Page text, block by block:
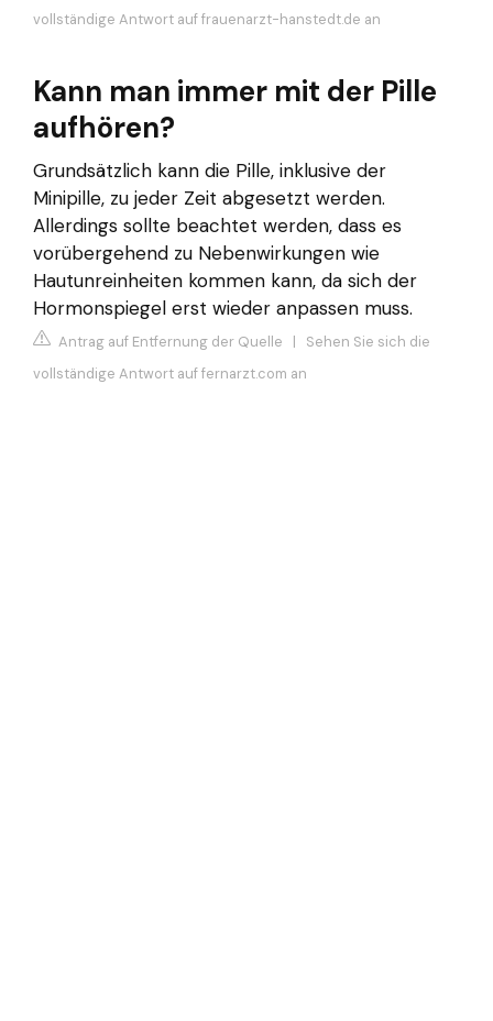
vollständige Antwort auf frauenarzt-hanstedt.de an
Kann man immer mit der Pille
aufhören?
Grundsätzlich kann die Pille, inklusive der
Minipille, zu jeder Zeit abgesetzt werden.
Allerdings sollte beachtet werden, dass es
vorübergehend zu Nebenwirkungen wie
Hautunreinheiten kommen kann, da sich der
Hormonspiegel erst wieder anpassen muss.
Antrag auf Entfernung der Quelle | Sehen Sie sich die
vollständige Antwort auf fernarzt.com an